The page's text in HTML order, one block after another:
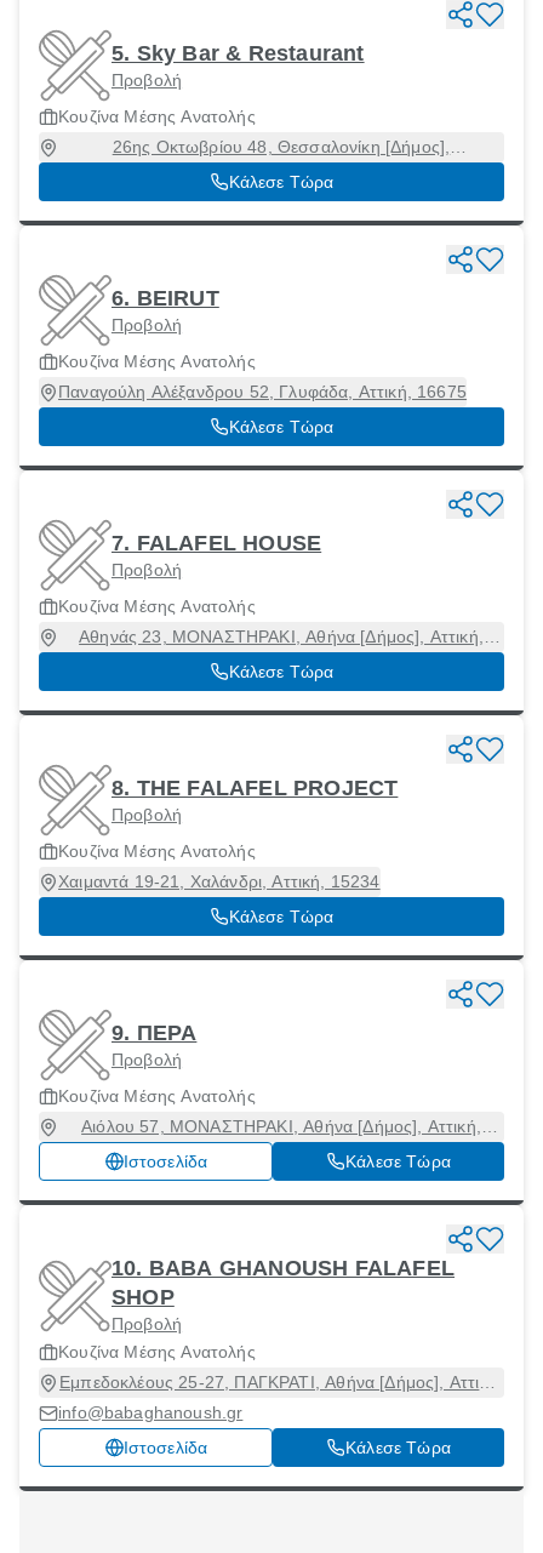
5. Sky Bar & Restaurant
Προβολή
Κουζίνα Μέσης Ανατολής
26ης Οκτωβρίου 48, Θεσσαλονίκη [Δήμος],
Θεσσαλονίκη, 54627
Κάλεσε Τώρα
6. BEIRUT
Προβολή
Κουζίνα Μέσης Ανατολής
Παναγούλη Αλέξανδρου 52, Γλυφάδα, Αττική, 16675
Κάλεσε Τώρα
7. FALAFEL HOUSE
Προβολή
Κουζίνα Μέσης Ανατολής
Αθηνάς 23, ΜΟΝΑΣΤΗΡΑΚΙ, Αθήνα [Δήμος], Αττική,
10551
Κάλεσε Τώρα
8. THE FALAFEL PROJECT
Προβολή
Κουζίνα Μέσης Ανατολής
Χαιμαντά 19-21, Χαλάνδρι, Αττική, 15234
Κάλεσε Τώρα
9. ΠΕΡΑ
Προβολή
Κουζίνα Μέσης Ανατολής
Αιόλου 57, ΜΟΝΑΣΤΗΡΑΚΙ, Αθήνα [Δήμος], Αττική,
10551
Ιστοσελίδα Κάλεσε Τώρα
10. BABA GHANOUSH FALAFEL
SHOP
Προβολή
Κουζίνα Μέσης Ανατολής
Εμπεδοκλέους 25-27, ΠΑΓΚΡΑΤΙ, Αθήνα [Δήμος], Αττική,
info@babaghanoush.gr
Ιστοσελίδα
Κάλεσε Τώρα